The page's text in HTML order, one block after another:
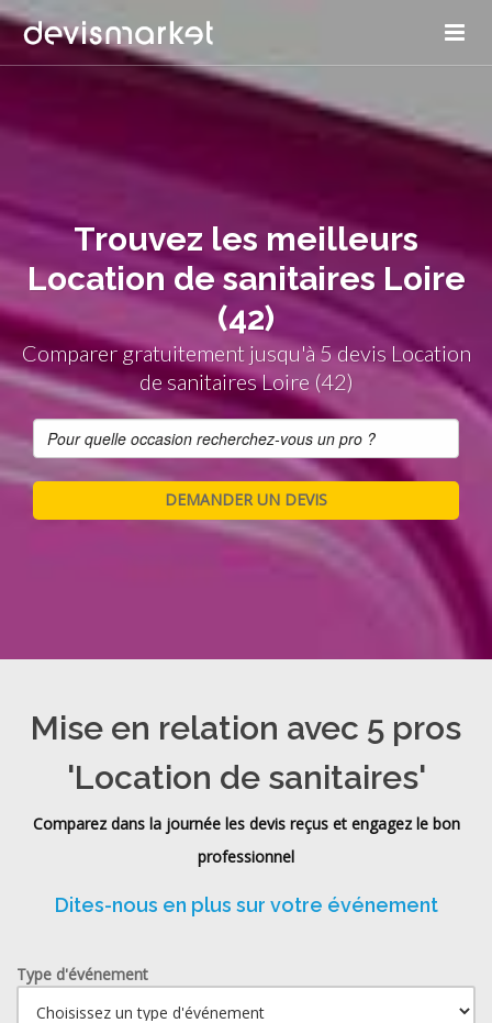
Trouvez les meilleurs
Location de sanitaires Loire
(42)
Comparer gratuitement jusqu'à 5 devis Location
de sanitaires Loire (42)
Mise en relation avec 5 pros
'Location de sanitaires'
Comparez dans la journée les devis reçus et engagez le bon
professionnel
Dites-nous en plus sur votre événement
Type d'événement